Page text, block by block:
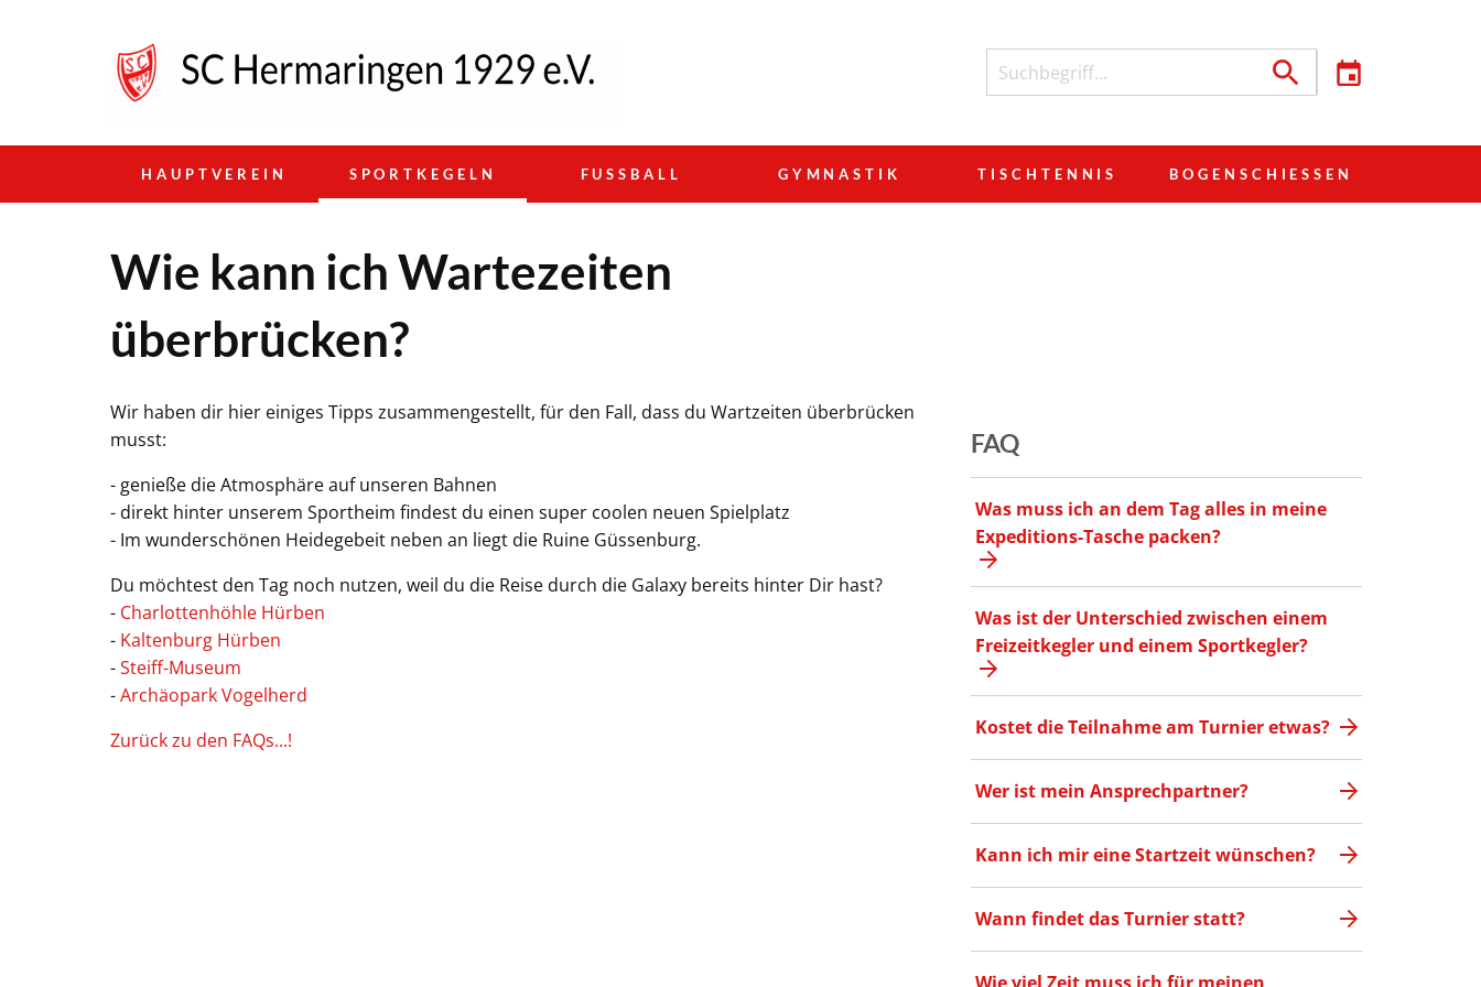
HAUPTVEREIN SPORTKEGELN FUSSBALL GYMNASTIK TISCHTENNIS BOGENSCHIESSEN
Wie kann ich Wartezeiten
überbrücken?
Wir haben dir hier einiges Tipps zusammengestellt, für den Fall, dass du Wartzeiten überbrücken
musst:
- genieße die Atmosphäre auf unseren Bahnen
- direkt hinter unserem Sportheim findest du einen super coolen neuen Spielplatz
- Im wunderschönen Heidegebeit neben an liegt die Ruine Güssenburg.
Du möchtest den Tag noch nutzen, weil du die Reise durch die Galaxy bereits hinter Dir hast?
- Charlottenhöhle Hürben
- Kaltenburg Hürben
-Steiff-Museum
-Archäopark Vogelherd
Zurück zu den FAQs...!
FAQ
Was muss ich an dem Tag alles in meine
Expeditions-Tasche packen?
Was ist der Unterschied zwischen einem
Freizeitkegler und einem Sportkegler?
Kostet die Teilnahme am Turnier etwas?
Wer ist mein Ansprechpartner?
Kann ich mir eine Startzeit wünschen?
Wann findet das Turnier statt?